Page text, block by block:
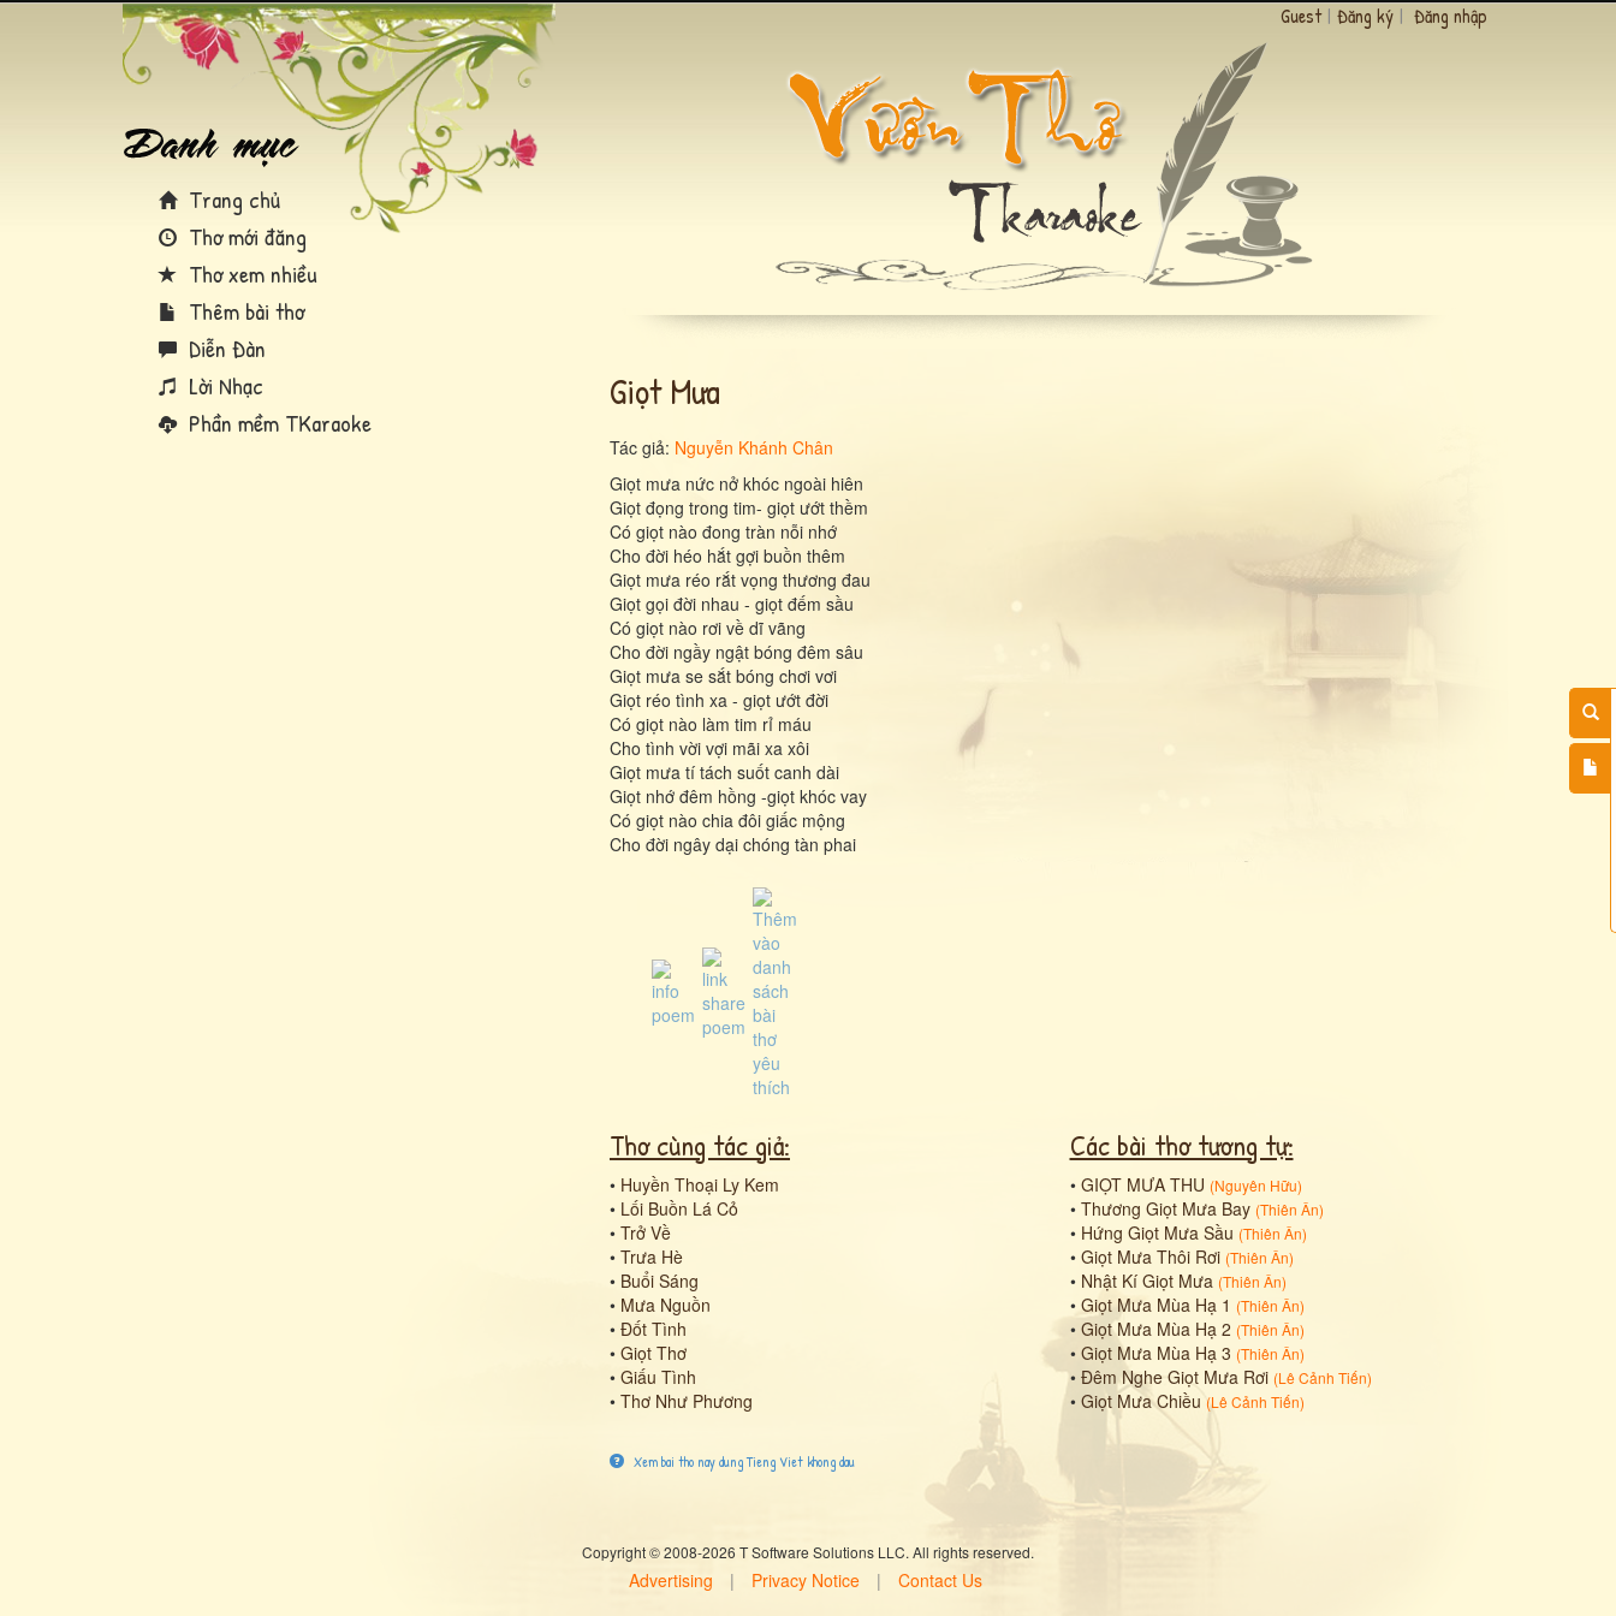
Trang chủ
Thơ mới đăng
Thơ xem nhiều
Thêm bài thơ
Diễn Đàn
Lời Nhạc
Phần mềm TKaraoke
Guest | Đăng ký | Đăng nhập
Giọt Mưa
Tác giả: Nguyễn Khánh Chân
Giọt mưa nức nở khóc ngoài hiên
Giọt đọng trong tim- giọt ướt thềm
Có giọt nào đong tràn nỗi nhớ
Cho đời héo hắt gợi buồn thêm
Giọt mưa réo rắt vọng thương đau
Giọt gọi đời nhau - giọt đếm sầu
Có giọt nào rơi về dĩ vãng
Cho đời ngầy ngật bóng đêm sâu
Giọt mưa se sắt bóng chơi vơi
Giọt réo tình xa - giọt ướt đời
Có giọt nào làm tim rỉ máu
Cho tình vời vợi mãi xa xôi
Giọt mưa tí tách suốt canh dài
Giọt nhớ đêm hồng -giọt khóc vay
Có giọt nào chia đôi giấc mộng
Cho đời ngây dại chóng tàn phai
Thơ cùng tác giả:
• Huyền Thoại Ly Kem
• Lối Buồn Lá Cỏ
• Trở Về
• Trưa Hè
• Buổi Sáng
• Mưa Nguồn
• Đốt Tình
• Giọt Thơ
• Giấu Tình
• Thơ Như Phương
Các bài thơ tương tự:
• GIỌT MƯA THU (Nguyên Hữu)
• Thương Giọt Mưa Bay (Thiên Ân)
• Hứng Giọt Mưa Sầu (Thiên Ân)
• Giọt Mưa Thôi Rơi (Thiên Ân)
• Nhật Kí Giọt Mưa (Thiên Ân)
• Giọt Mưa Mùa Hạ 1 (Thiên Ân)
• Giọt Mưa Mùa Hạ 2 (Thiên Ân)
• Giọt Mưa Mùa Hạ 3 (Thiên Ân)
• Đêm Nghe Giọt Mưa Rơi (Lê Cảnh Tiến)
• Giọt Mưa Chiều (Lê Cảnh Tiến)
Xem bai tho nay dung Tieng Viet khong dau
Copyright © 2008-2026 T Software Solutions LLC. All rights reserved.
Advertising | Privacy Notice | Contact Us